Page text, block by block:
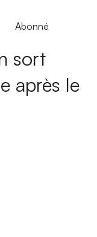
Abonné
sort
après le